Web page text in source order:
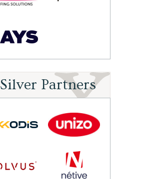
Silver Partners